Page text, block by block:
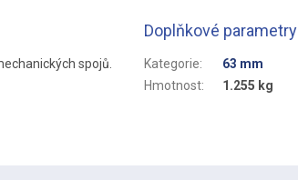
spojů.
Doplňkové parametry
Kategorie:
63 mm
Hmotnost: 1.255 kg